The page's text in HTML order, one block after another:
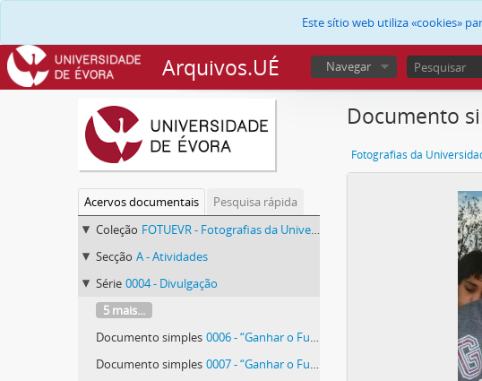
Este sítio web utiliza «cookies»
Arquivos.UÉ Navegar
Acervos documentais
Pesquisa rápida
Coleção FOTUEVR - Fotografias da Universidade de Évora
Secção A - Atividades
Série 0004 - Divulgação
5 mais...
Documento simples 0006 - “Ganhar o Futuro”
Documento simples 0007 - “Ganhar o Futuro”
Documento
Fotografias da